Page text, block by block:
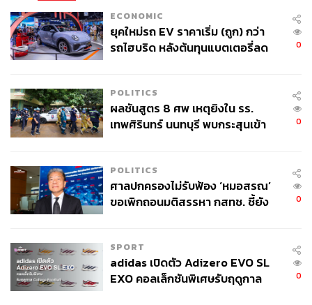
วันชัย ตันติวิทยาพิทักษ์
อดีตบรรณาธิการบริหารนิตยสาร สารคดี
ปัจจุบันเป็นนักเขียนและผู้ผลิตรายการสารคดี
ECONOMIC
ยุคใหม่รถ EV ราคาเริ่ม (ถูก) กว่า
รถไฮบริด หลังต้นทุนแบตเตอรี่ลด
0
POLITICS
ผลชันสูตร 8 ศพ เหตุยิงใน รร.
เทพศิรินทร์ นนทบุรี พบกระสุนเข้า
0
POLITICS
ศาลปกครองไม่รับฟ้อง ‘หมอสรณ’
ขอเพิกถอนมติสรรหา กสทช. ชี้ยัง
0
SPORT
adidas เปิดตัว Adizero EVO SL
EXO คอลเล็กชันพิเศษรับฤดูกาล
0